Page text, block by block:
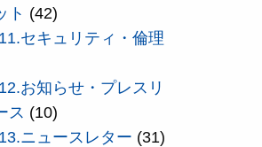
ト (42)
11.セキュリティ・倫理
12.お知らせ・プレスリ
ス (10)
13.ニュースレター (31)